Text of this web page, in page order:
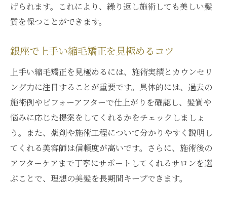
げられます。これにより、繰り返し施術しても美しい髪
質を保つことができます。
銀座で上手い縮毛矯正を見極めるコツ
上手い縮毛矯正を見極めるには、施術実績とカウンセリ
ング力に注目することが重要です。具体的には、過去の
施術例やビフォーアフターで仕上がりを確認し、髪質や
悩みに応じた提案をしてくれるかをチェックしましょ
う。また、薬剤や施術工程について分かりやすく説明し
てくれる美容師は信頼度が高いです。さらに、施術後の
アフターケアまで丁寧にサポートしてくれるサロンを選
ぶことで、理想の美髪を長期間キープできます。